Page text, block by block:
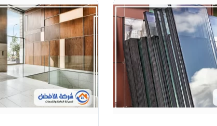
تضيف لمسة فنية، نحن نوفر لك الخيارات المثالية
لضمان أن تحصل على مرايا حسب الطلب في الدمام
حديثة، مميزة، وذات تصميم أنيق يعكس ذوقك الشخصي
أنواع الزجاج الذي نقوم بتركيبه
تتطلب الحد من الضوضاء مثل المكاتب، الاستوديوهات،
بين الغرف.
من الهواء أو الغاز بينهما، مما يساهم في تحسين